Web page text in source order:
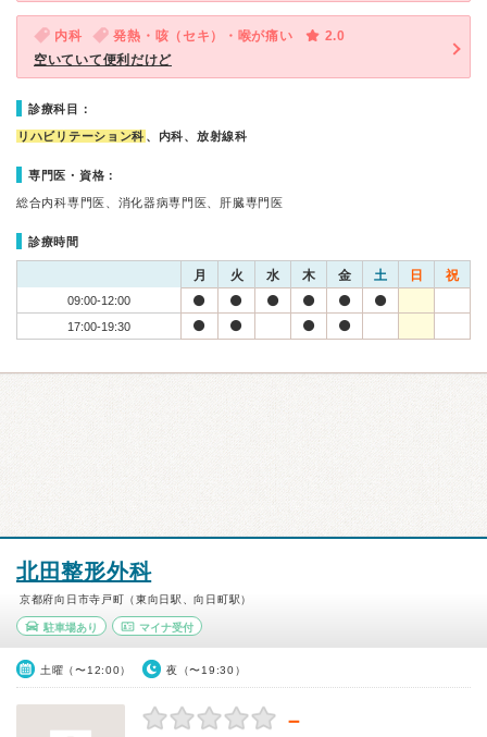
内科 発熱・咳（セキ）・喉が痛い
2.0
空いていて便利だけど
診療科目：
リハビリテーション科 、内科、放射線科
専門医・資格：
総合内科専門医、消化器病専門医、肝臓専門医
診療時間
月 火 水 木 金 土 日 祝
09:00-12:00
17:00-19:30
北田整形外科
京都府向日市寺戸町（東向日駅、向日町駅）
駐車場あり マイナ受付
土曜（〜12:00） 夜（〜19:30）
－